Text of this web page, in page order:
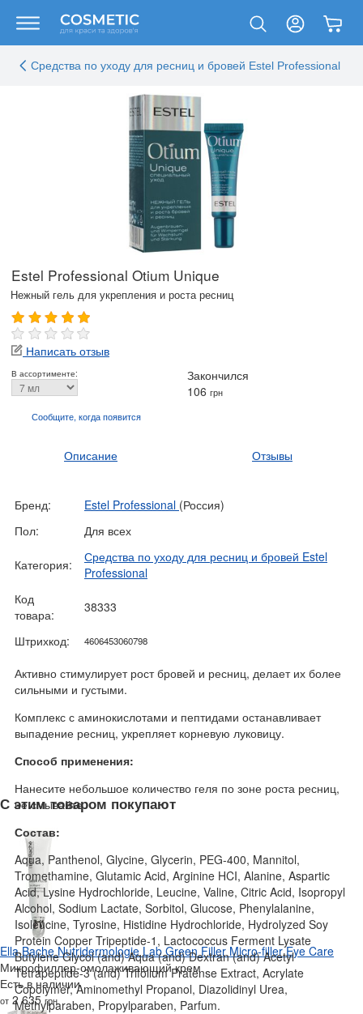
Средства по уходу для ресниц и бровей Estel Professional
Estel Professional Otium Unique
Нежный гель для укрепления и роста ресниц
Написать отзыв
В ассортименте:
Закончился
106 грн
Сообщите, когдапоявится
Описание Отзывы
Бренд: Estel Professional (Россия)
Пол:
Для всех
Категория:
Средства по уходу для ресниц и бровей Estel
Professional
Код
товара:
38333
Штрихкод: 4606453060798
Активно стимулирует рост бровей и ресниц, делает их более
сильными и густыми.
Комплекс с аминокислотами и пептидами останавливает
выпадение ресниц, укрепляет корневую луковицу.
Способ применения:
Нанесите небольшое количество геля по зоне роста ресниц,
не смывайте.
Состав:
Aqua, Panthenol, Glycine, Glycerin, PEG-400, Mannitol,
Tromethamine, Glutamic Acid, Arginine HCI, Alanine, Aspartic
Acid, Lysine Hydrochloride, Leucine, Valine, Citric Acid, Isopropyl
Alcohol, Sodium Lactate, Sorbitol, Glucose, Phenylalanine,
Isoleucine, Tyrosine, Histidine Hydrochloride, Hydrolyzed Soy
Protein Copper Tripeptide-1, Lactococcus Ferment Lysate
Butylene Glycol (and) Aqua (and) Dextran (and) Acetyl
Tetrapeptide-3 (and) Trifolium Pratense Extract, Acrylate
Copolymer, Aminomethyl Propanol, Diazolidinyl Urea,
Methylparaben, Propylparaben, Parfum.
С этим товаром покупают
Ella Bache Nutridermologie Lab Green Filler Micro-filler Eye Care
Микрофиллер-омолаживающий крем
Есть в наличии
от 2 635грн